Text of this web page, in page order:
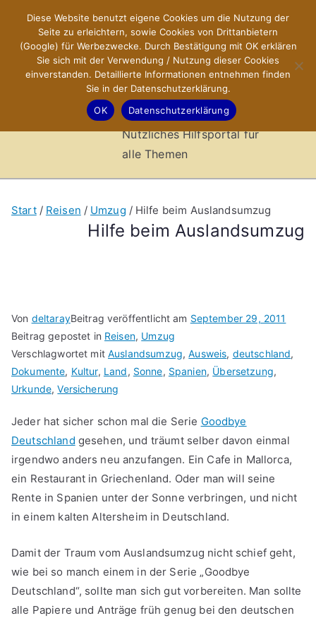
springen
X-Sites.de
–
Hilfsportal
Nützliches Hilfsportal für
alle Themen
Hilfe beim Auslandsumzug
Start Reisen Umzug Hilfe beim Auslandsumzug
Von deltarayBeitrag veröffentlicht am September 29, 2011
Beitrag gepostet in Reisen, Umzug
Verschlagwortet mitAuslandsumzug,Ausweis, deutschland,
Dokumente, Kultur, Land, Sonne, Spanien, Übersetzung,
Urkunde,Versicherung
Jeder hat sicher schon mal die Serie Goodbye
Deutschland gesehen, und träumt selber davon einmal
irgendwo anders neu anzufangen. Ein Cafe in Mallorca,
ein Restaurant in Griechenland. Oder man will seine
Rente in Spanien unter der Sonne verbringen, und nicht
in einem kalten Altersheim in Deutschland.
Damit der Traum vom Auslandsumzug nicht schief geht,
wie bei so manch einem in der Serie „Goodbye
Deutschland“, sollte man sich gut vorbereiten. Man sollte
alle Papiere und Anträge früh genug bei den deutschen
Diese Website benutzt eigene Cookies um die Nutzung der
Seite zu erleichtern, sowie Cookies von Drittanbietern
(Google) für Werbezwecke. Durch Bestätigung mit OK erklären
Sie sich mit der Verwendung / Nutzung dieser Cookies
einverstanden. Detaillierte Informationen entnehmen finden
Sie in der Datenschutzerklärung.
OK
Datenschutzerklärung